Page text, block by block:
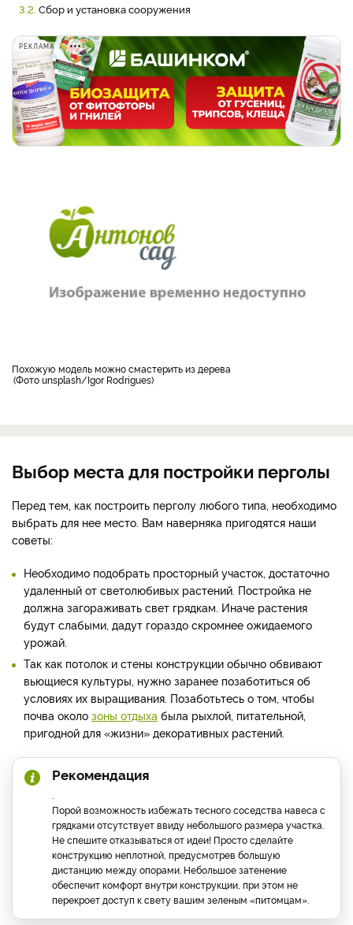
3.2. Сбор и установка сооружения
РЕКЛАМА
похожую модель можно смастерить из дерева
Фото unsplash/Igor Rodrigues
Выбор места для постройки перголы
Перед тем, как построить перголу любого типа, необходимо
выбрать для нее место. Вам наверняка пригодятся наши
советы:
Необходимо подобрать просторный участок, достаточно
удаленный от светолюбивых растений. Постройка не
должна загораживать свет грядкам. Иначе растения
будут слабыми, дадут гораздо скромнее ожидаемого
урожай.
Так как потолок и стены конструкции обычно обвивают
вьющиеся культуры, нужно заранее позаботиться об
условиях их выращивания. Позаботьтесь о том, чтобы
почва около зоны отдыха была рыхлой, питательной,
пригодной для «жизни» декоративных растений.
Рекомендация
Порой возможность избежать тесного соседства навеса с
грядками отсутствует ввиду небольшого размера участка.
Не спешите отказываться от идеи! Просто сделайте
конструкцию неплотной, предусмотрев большую
дистанцию между опорами. Небольшое затенение
обеспечит комфорт внутри конструкции, при этом не
перекроет доступ к свету вашим зеленым «питомцам».